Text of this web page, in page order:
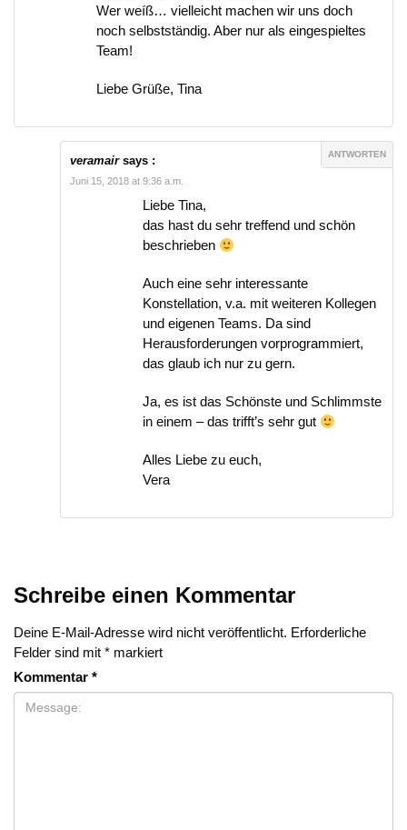
Wer weíß… vielleicht machen wir uns doch
noch selbstständig. Aber nur als eingespieltes
Team!
Liebe Grüße, Tina
veramairsays : ANTWORTEN
Juni 15, 2018 at 9:36 a.m.
Liebe Tina,
das hast du sehr treffend und schön
beschrieben
Auch eine sehr interessante
Konstellation, v.a. mit weiteren Kollegen
und eigenen Teams. Da sind
Herausforderungen vorprogrammiert,
das glaub ich nur zu gern.
Ja, es ist das Schönste und Schlimmste
in einem – das trifft’s sehr gut
Alles Liebe zu euch,
Vera
Schreibe einen Kommentar
Deine E-Mail-Adresse wird nicht veröffentlicht. Erforderliche
Felder sind mit * markiert
Kommentar *